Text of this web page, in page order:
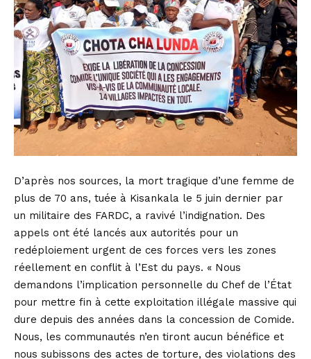
D’après nos sources, la mort tragique d’une femme de
plus de 70 ans, tuée à Kisankala le 5 juin dernier par
un militaire des FARDC, a ravivé l’indignation. Des
appels ont été lancés aux autorités pour un
redéploiement urgent de ces forces vers les zones
réellement en conflit à l’Est du pays. « Nous
demandons l’implication personnelle du Chef de l’État
pour mettre fin à cette exploitation illégale massive qui
dure depuis des années dans la concession de Comide.
Nous, les communautés n’en tiront aucun bénéfice et
nous subissons des actes de torture, des violations des